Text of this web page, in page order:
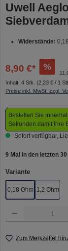
Uwell
Widerstände:
8,90 €* %
Inhalt: 4 Stk. (2,23 € / 1
Preise inkl. MwSt. zzgl.
Bestellen Sie
Sekunden damit Ihre
Sofort verfügbar,
9 Mal in den letzten
Varianteauswählen
0,18 Ohm 1,2 Ohm
Zum Merkzettel